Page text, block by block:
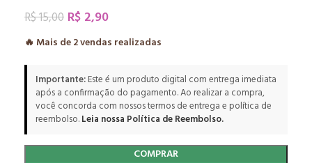
R$15,00 R$ 2,90
🔥 Mais de2vendas realizadas
Importante:Este é um produto digital com entrega imediata
após a confirmação do pagamento. Ao realizar a compra,
você concorda com nossos termos de entrega e política de
reembolso.Leia nossa Política de Reembolso.
COMPRAR